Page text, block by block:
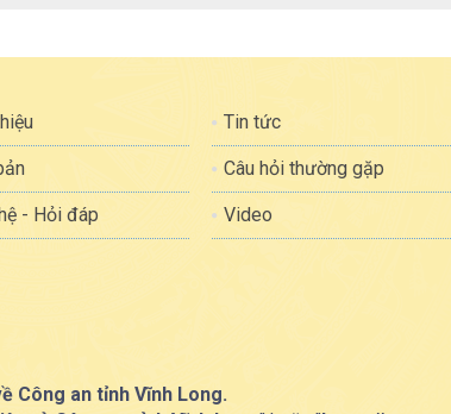
Tin tức
Câu hỏi thường gặp
- Hỏi đáp Video
Công an tỉnh Vĩnh Long.